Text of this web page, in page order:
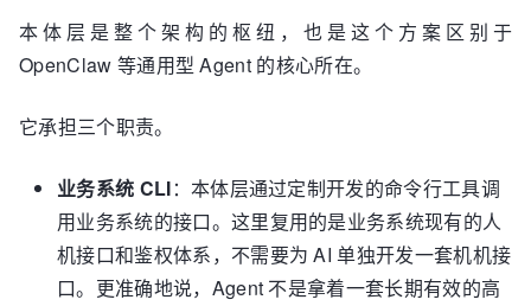
本体层是整个架构的枢纽，也是这个方案区别于
OpenClaw 等通用型 Agent 的核心所在。
它承担三个职责。
业务系统 CLI：本体层通过定制开发的命令行工具调
用业务系统的接口。这里复用的是业务系统现有的人
机接口和鉴权体系，不需要为 AI 单独开发一套机机接
口。更准确地说，Agent 不是拿着一套长期有效的高